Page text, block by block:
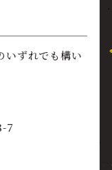
いずれでも構い
7